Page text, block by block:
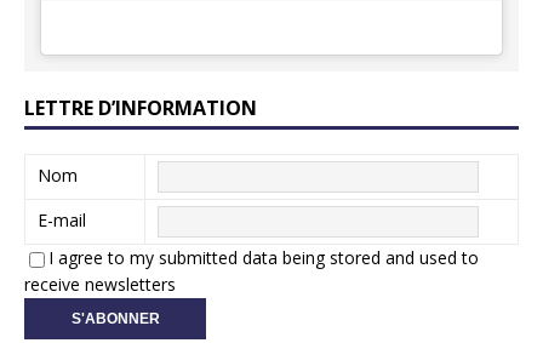
LETTRE D’INFORMATION
Nom
E-mail
I agree to my submitted data being stored and used to
receive newsletters